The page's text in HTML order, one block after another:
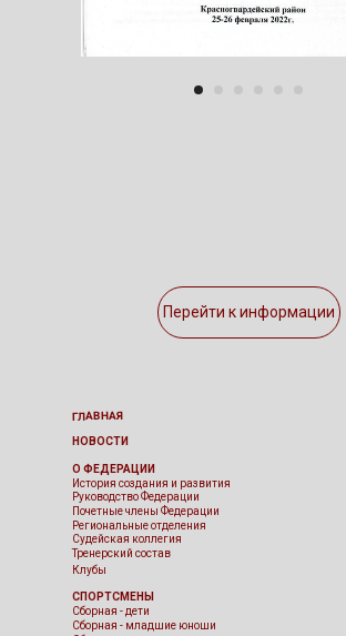
Перейти к информации
ГЛАВНАЯ
История создания и развития
Сборная - дети
НОВОСТИ
О ФЕДЕРАЦИИ
СПОРТСМЕНЫ
Судейская коллегия
Почетные члены Федерации
Руководство Федерации
Тренерский состав
Клубы
Региональные отделения
Сборная - младшие юноши